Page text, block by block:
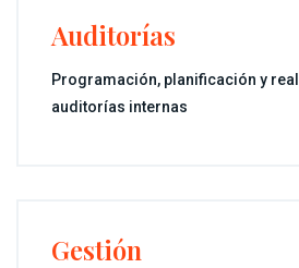
Auditorías
Programación, planificación y
auditorías internas
Gestión